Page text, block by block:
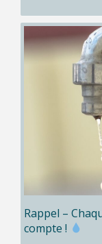
Rappel –
compte !